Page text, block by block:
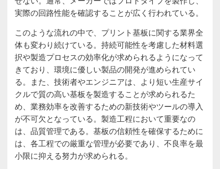
実際の回路性能を確認することが広く行われている。
このような流れの中で、プリント基板に関する業界全
体も変わり続けている。持続可能性を考慮した材料選
択や製造プロセスの効率化が求められるようになって
きており、環境に優しい製品の開発が進められてい
る。また、技術者やエンジニアは、より短い生産サイ
クルで質の高い基板を製造することが求められるた
め、業務効率を改善するための新技術やツールの導入
が不可欠となっている。製造工程において重要なの
は、品質管理である。基板の信頼性を確保するために
は、各工程での厳重な管理が必要であり、不良率を最
小限に抑える努力が求められる。